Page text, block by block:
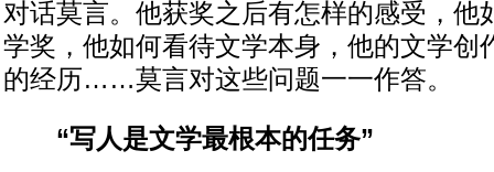
对话莫言。他获奖之后有怎样的感受，他
学奖，他如何看待文学本身，他的文学创
的经历……莫言对这些问题一一作答。
“写人是文学最根本的任务”